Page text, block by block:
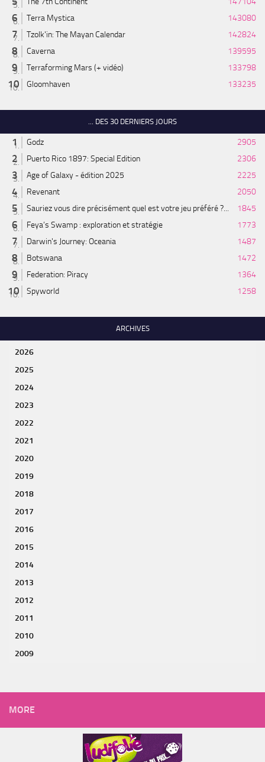
Terra Mystica
143080
Tzolk'in: The Mayan Calendar
142824
Caverna
139595
Terraforming Mars (+ vidéo)
133798
Gloomhaven
133235
... DES 30 DERNIERS JOURS
Godz
2905
Puerto Rico 1897: Special Edition
2306
Age of Galaxy - édition 2025
2225
Revenant
2050
Sauriez vous dire précisément quel est votre jeu préféré ?...
1845
Feya’s Swamp : exploration et stratégie
1773
Darwin's Journey: Oceania
1487
Botswana
1472
Federation: Piracy
1364
Spyworld
1258
ARCHIVES
2026
2025
2024
2023
2022
2021
2020
2019
2018
2017
2016
2015
2014
2013
2012
2011
2010
2009
MORE